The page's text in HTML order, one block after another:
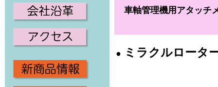
車軸管理機用アタッチ
● ミラクルロータ